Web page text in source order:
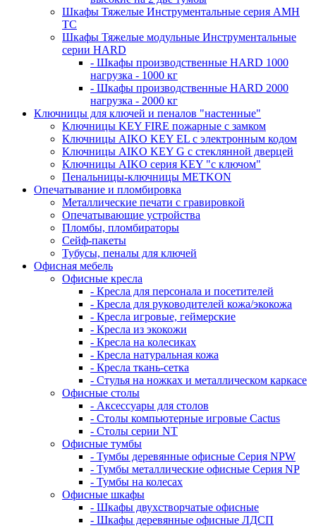
Шкафы Тяжелые Инструментальные серия AMH
TC
Шкафы Тяжелые модульные Инструментальные
серии HARD
- Шкафы производственные HARD 1000
нагрузка - 1000 кг
- Шкафы производственные HARD 2000
нагрузка - 2000 кг
Ключницы для ключей и пеналов "настенные"
Ключницы KEY FIRE пожарные с замком
Ключницы AIKO KEY EL с электронным кодом
Ключницы AIKO KEY G с стеклянной дверцей
Ключницы AIKO серия KEY "с ключом"
Пенальницы-ключницы METKON
Опечатывание и пломбировка
Металлические печати с гравировкой
Опечатывающие устройства
Пломбы, пломбираторы
Сейф-пакеты
Тубусы, пеналы для ключей
Офисная мебель
Офисные кресла
- Кресла для персонала и посетителей
- Кресла для руководителей кожа/экокожа
- Кресла игровые, геймерские
- Кресла из экокожи
- Кресла на колесиках
- Кресла натуральная кожа
- Кресла ткань-сетка
- Стулья на ножках и металлическом каркасе
Офисные столы
- Аксессуары для столов
- Столы компьютерные игровые Cactus
- Столы серии NT
Офисные тумбы
- Тумбы деревянные офисные Серия NPW
- Тумбы металлические офисные Серия NP
- Тумбы на колесах
Офисные шкафы
- Шкафы двухстворчатые офисные
- Шкафы деревянные офисные ЛДСП